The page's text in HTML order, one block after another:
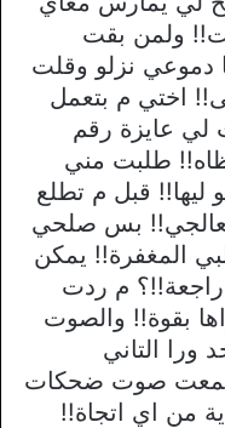
ولمن بقت
دموعي نزلو وقلت
اختي م بتعمل
عايزة رقم
طلبت مني
ليها!! قبل م تطلع
بس صلحي
المغفرة!! يمكن
راجعة!!؟ م ردت
بقوة!! والصوت
ورا التاني
صوت ضحكات
من اي اتجاة!!